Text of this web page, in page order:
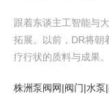
跟着东谈主工智能与
拓展。以前，DR将朝
疗行状的质料与成果。
株洲泵阀网|阀门|水